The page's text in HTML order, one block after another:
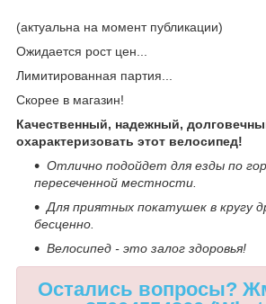
(актуальна на момент публикации)
Ожидается рост цен...
Лимитированная партия...
Скорее в магазин!
Качественный, надежный,
охарактеризовать этот велосипед!
Отлично подойдет для езды по
пересеченной местности.
Для приятных покатушек в кругу
бесценно.
Велосипед - это залог здоровья!
Остались вопросы?